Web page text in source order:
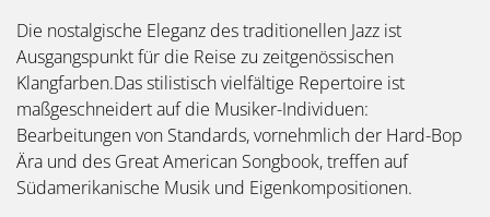
Die nostalgische Eleganz des traditionellen Jazz ist
Ausgangspunkt für die Reise zu zeitgenössischen
Klangfarben.Das stilistisch vielfältige Repertoire ist
maßgeschneidert auf die Musiker-Individuen:
Bearbeitungen von Standards, vornehmlich der Hard-Bop
Ära und des Great American Songbook, treffen auf
Südamerikanische Musik und Eigenkompositionen.